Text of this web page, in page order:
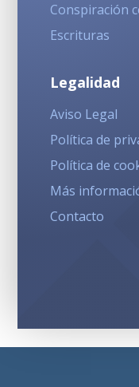
Conspiración
Escrituras
Legalidad
Aviso Legal
Política de
Política de
Más
Contacto